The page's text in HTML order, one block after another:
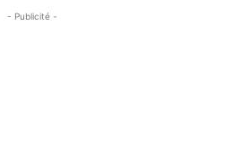
- Publicité -